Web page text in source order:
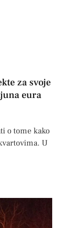
za svoje
eura
o tome kako
U